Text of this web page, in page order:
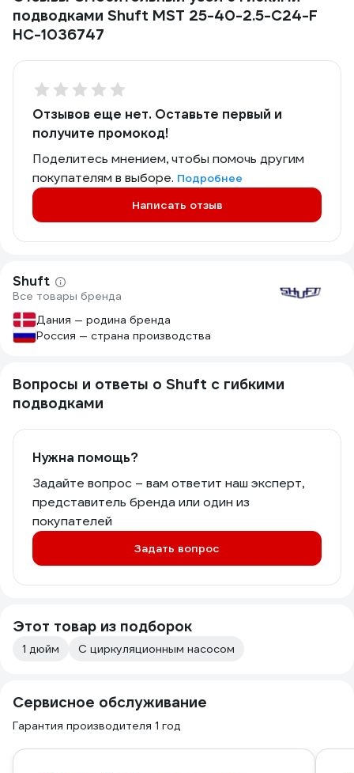
подводками Shuft MST 25-40-2.5-C24-F
НС-1036747
Отзывов еще нет. Оставьте первый и
получите промокод!
Поделитесь мнением, чтобы помочь другим
покупателям в выборе. Подробнее
Написать отзыв
Shuft
Все товары бренда
Дания — родина бренда
Россия — страна производства
Вопросы и ответы о Shuft с гибкими
подводками
Нужна помощь?
Задайте вопрос – вам ответит наш эксперт,
представитель бренда или один из
покупателей
Задать вопрос
Этот товар из подборок
1 дюйм С циркуляционным насосом
Сервисное обслуживание
Гарантия производителя 1 год